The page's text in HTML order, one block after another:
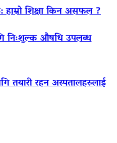
शिक्षा किन असफल ?
निःशुल्क औषधि उपलब्ध
तयारी रहन अस्पतालहरुलाई